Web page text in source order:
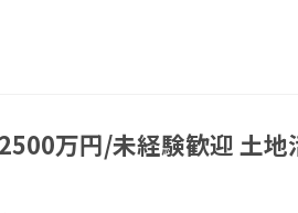
万円/未経験歓迎 土地